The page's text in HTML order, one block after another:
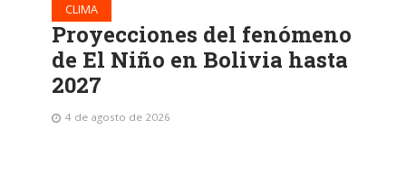
CLIMA
Proyecciones del fenómeno
de El Niño en Bolivia hasta
2027
4 de agosto de 2026